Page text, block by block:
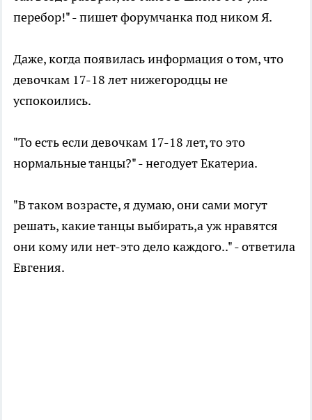
перебор!" - пишет форумчанка под ником Я.
Даже, когда появилась информация о том, что
девочкам 17-18 лет нижегородцы не
успокоились.
"То есть если девочкам 17-18 лет, то это
нормальные танцы?" - негодует Екатериа.
"В таком возрасте, я думаю, они сами могут
решать, какие танцы выбирать,а уж нравятся
они кому или нет-это дело каждого.." - ответила
Евгения.